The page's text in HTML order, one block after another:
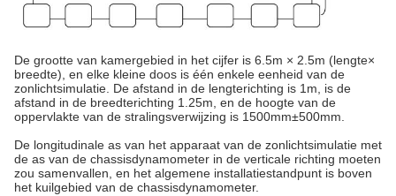
De grootte van kamergebied in het cijfer is 6.5m × 2.5m (lengte×
breedte), en elke kleine doos is één enkele eenheid van de
zonlichtsimulatie. De afstand in de lengterichting is 1m, is de
afstand in de breedterichting 1.25m, en de hoogte van de
oppervlakte van de stralingsverwijzing is 1500mm±500mm.
De longitudinale as van het apparaat van de zonlichtsimulatie met
de as van de chassisdynamometer in de verticale richting moeten
zou samenvallen, en het algemene installatiestandpunt is boven
het kuilgebied van de chassisdynamometer.